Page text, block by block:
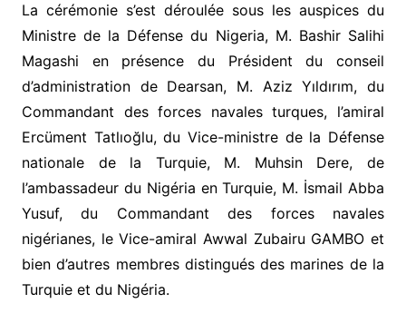
La cérémonie s’est déroulée sous les auspices du
Ministre de la Défense du Nigeria, M. Bashir Salihi
Magashi en présence du Président du conseil
d’administration de Dearsan, M. Aziz Yıldırım, du
Commandant des forces navales turques, l’amiral
Ercüment Tatlıoğlu, du Vice-ministre de la Défense
nationale de la Turquie, M. Muhsin Dere, de
l’ambassadeur du Nigéria en Turquie, M. İsmail Abba
Yusuf, du Commandant des forces navales
nigérianes, le Vice-amiral Awwal Zubairu GAMBO et
bien d’autres membres distingués des marines de la
Turquie et du Nigéria.